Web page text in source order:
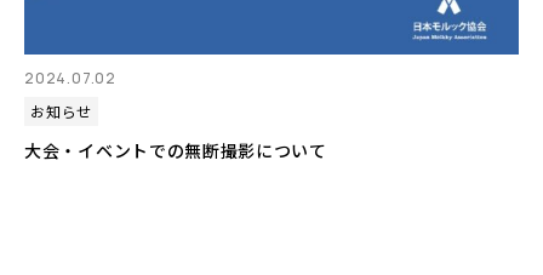
2024.07.02
お知らせ
大会・イベントでの無断撮影について